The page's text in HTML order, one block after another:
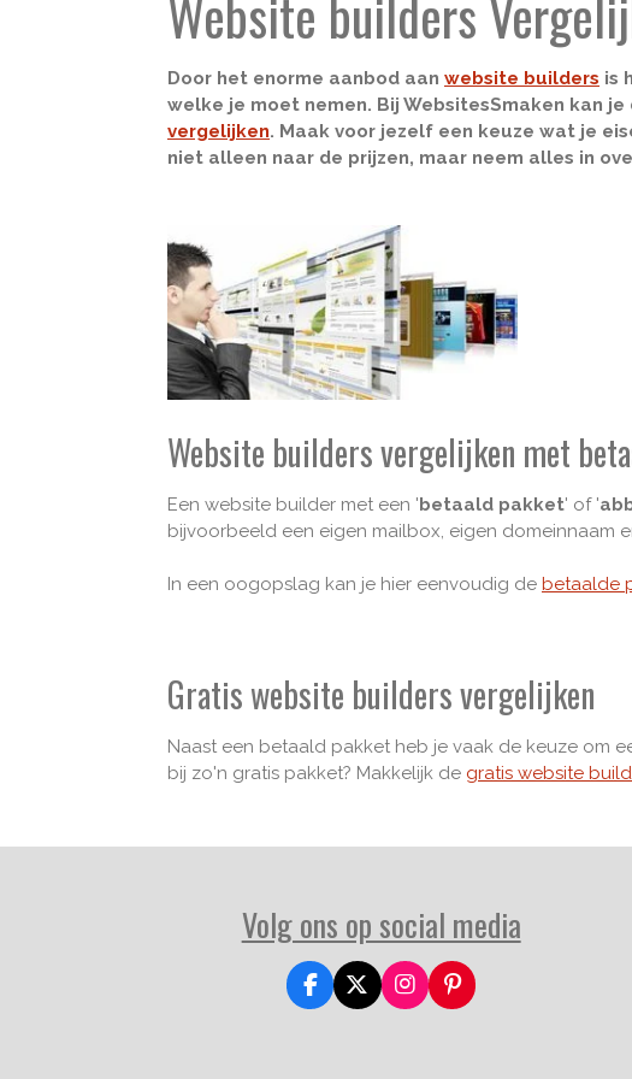
Door het enorme aanbod aan website builders is
welke je moet nemen. Bij WebsitesSmaken kan
vergelijken. Maak voor jezelf een keuze wat je
niet alleen naar de prijzen, maar neem alles in
Website builders vergelijken met
Een website builder met een 'betaald pakket' of '
bijvoorbeeld een eigen mailbox, eigen domeinnaam
In een oogopslag kan je hier eenvoudig de betaalde
Gratis website builders vergelijken
Naast een betaald pakket heb je vaak de keuze om
bij zo'n gratis pakket? Makkelijk de gratis website
Volg ons op social media
F
a
X
I
n
P
i